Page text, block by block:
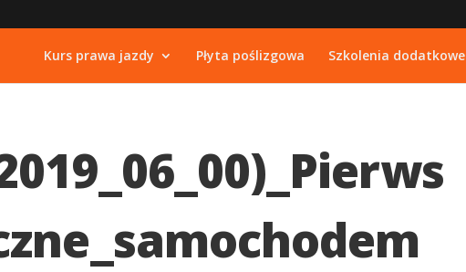
Kurs prawa jazdy Płyta poślizgowa Szkolenia dodatkowe